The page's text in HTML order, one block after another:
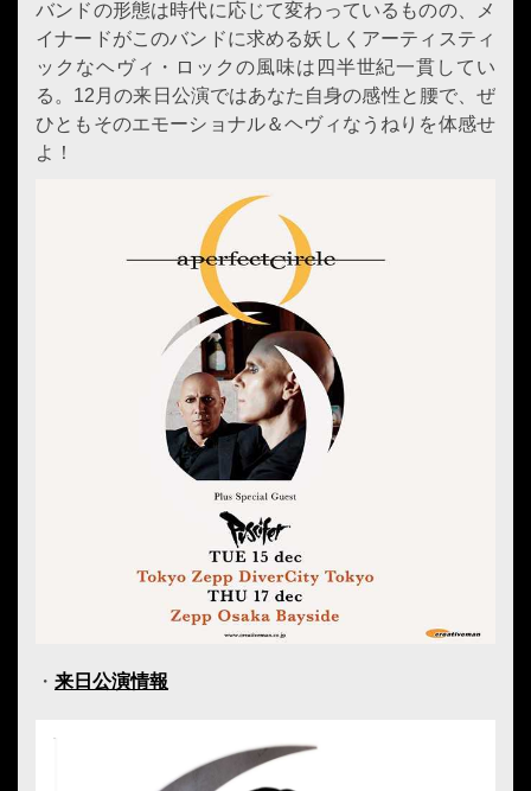
バンドの形態は時代に応じて変わっているものの、メ
イナードがこのバンドに求める妖しくアーティスティ
ックなヘヴィ・ロックの風味は四半世紀一貫してい
る。12月の来日公演ではあなた自身の感性と腰で、ぜ
ひともそのエモーショナル＆ヘヴィなうねりを体感せ
よ！
・ 来日公演情報